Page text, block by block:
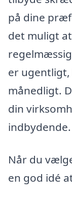
på dine
det muligt
er
månedligt.
din
indbydende.
Når du
en god idé